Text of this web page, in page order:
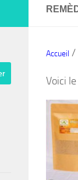
Accueil /
Voici